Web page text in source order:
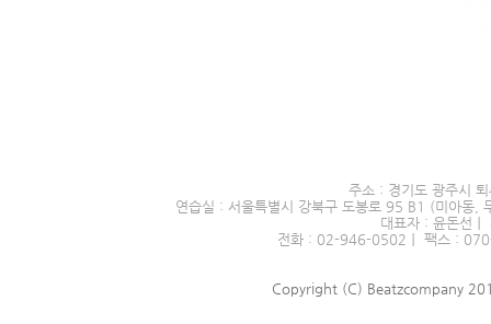
주소 : 경기도 광주시
연습실 : 서울특별시 강북구 도봉로 95 B1 (미아동,
대표자 : 윤돈선
전화 : 02-946-0502｜ 팩스 :
Copyright (C) Beatzcompany